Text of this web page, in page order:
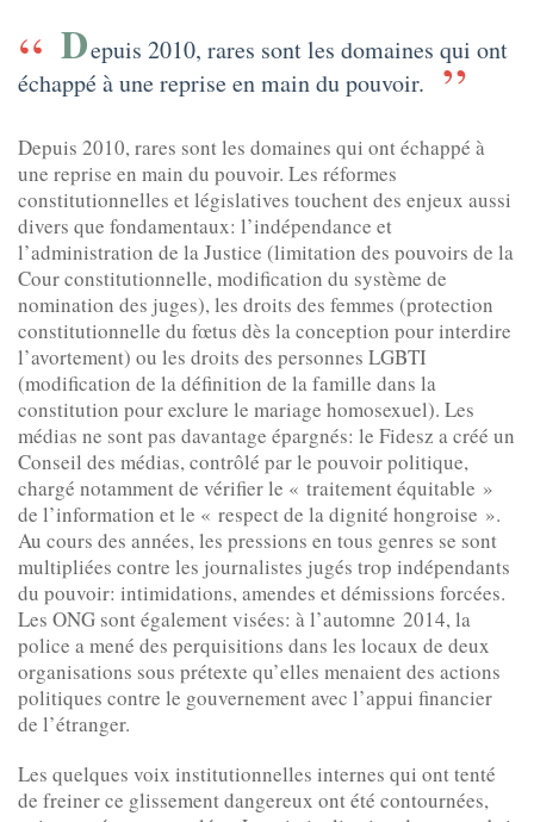
Depuis 2010, rares sont les domaines qui ont
échappé à une reprise en main du pouvoir.
Depuis 2010, rares sont les domaines qui ont échappé à
une reprise en main du pouvoir. Les réformes
constitutionnelles et législatives touchent des enjeux aussi
divers que fondamentaux: l’indépendance et
l’administration de la Justice (limitation des pouvoirs de la
Cour constitutionnelle, modification du système de
nomination des juges), les droits des femmes (protection
constitutionnelle du fœtus dès la conception pour interdire
l’avortement) ou les droits des personnes LGBTI
(modification de la définition de la famille dans la
constitution pour exclure le mariage homosexuel). Les
médias ne sont pas davantage épargnés: le Fidesz a créé un
Conseil des médias, contrôlé par le pouvoir politique,
chargé notamment de vérifier le « traitement équitable »
de l’information et le « respect de la dignité hongroise ».
Au cours des années, les pressions en tous genres se sont
multipliées contre les journalistes jugés trop indépendants
du pouvoir: intimidations, amendes et démissions forcées.
Les ONG sont également visées: à l’automne 2014, la
police a mené des perquisitions dans les locaux de deux
organisations sous prétexte qu’elles menaient des actions
politiques contre le gouvernement avec l’appui financier
de l’étranger.
Les quelques voix institutionnelles internes qui ont tenté
de freiner ce glissement dangereux ont été contournées,